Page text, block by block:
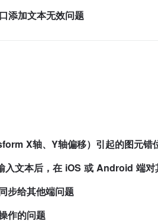
添加文本无效问题
X轴、Y轴偏移）引起的图元错
入文本后，在 iOS 或 Android 端
步给其他端问题
作的问题